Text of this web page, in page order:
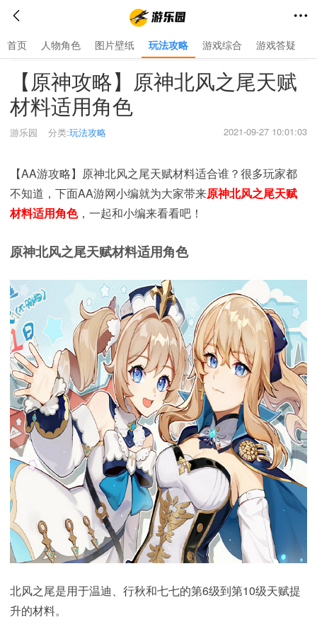
首页 人物角色 图片壁纸 玩法攻略 游戏综合 游戏答疑
首页 玩法攻略
【原神攻略】原神北风之尾天赋
材料适用角色
游乐园 2021-09-27 10:01:03
分类:玩法攻略
【AA游攻略】原神北风之尾天赋材料适合谁？很多玩家都
不知道，下面AA游网小编就为大家带来原神北风之尾天赋
材料适用角色，一起和小编来看看吧！
原神北风之尾天赋材料适用角色
北风之尾是用于温迪、行秋和七七的第6级到第10级天赋提
升的材料。